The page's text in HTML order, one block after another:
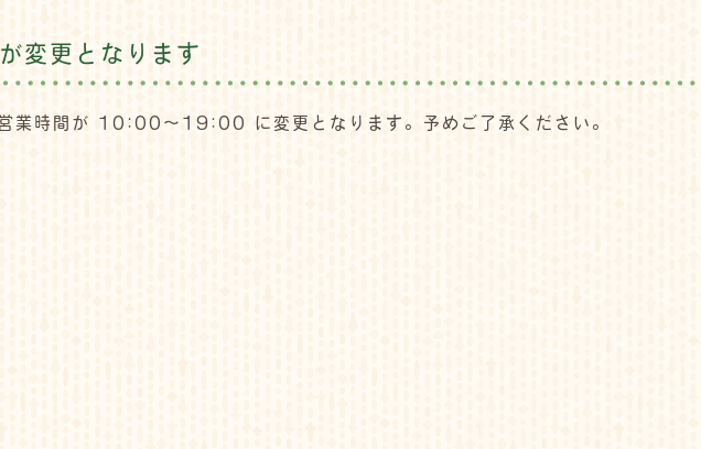
変更となります
時間が 10:00～19:00 に変更となります。予めご了承ください。